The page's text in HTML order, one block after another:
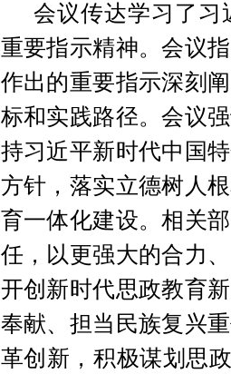
会议传达学习了习
重要指示精神。会议
作出的重要指示深刻
标和实践路径。会议
持习近平新时代中国
方针，落实立德树人
育一体化建设。相关
任，以更强大的合力
开创新时代思政教育
奉献、担当民族复兴
革创新，积极谋划思